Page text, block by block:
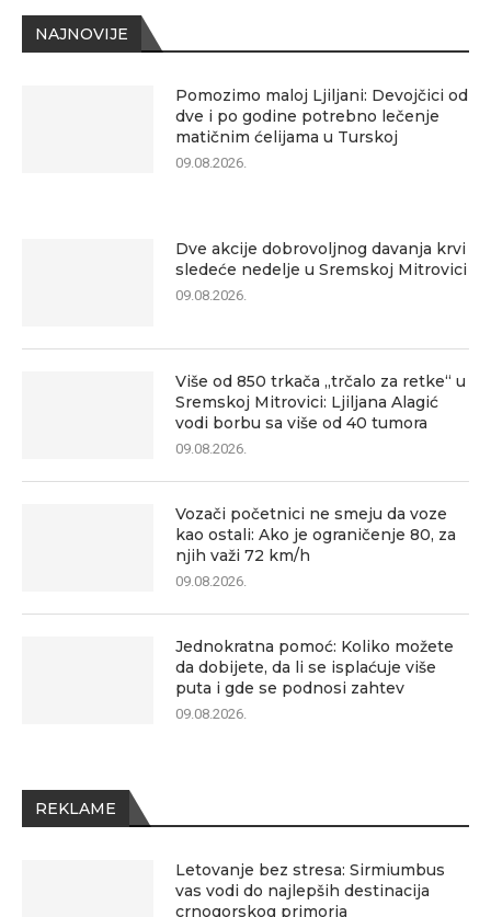
NAJNOVIJE
Pomozimo maloj Ljiljani: Devojčici od
dve i po godine potrebno lečenje
matičnim ćelijama u Turskoj
09.08.2026.
Dve akcije dobrovoljnog davanja krvi
sledeće nedelje u Sremskoj Mitrovici
09.08.2026.
Više od 850 trkača „trčalo za retke“ u
Sremskoj Mitrovici: Ljiljana Alagić
vodi borbu sa više od 40 tumora
09.08.2026.
Vozači početnici ne smeju da voze
kao ostali: Ako je ograničenje 80, za
njih važi 72 km/h
09.08.2026.
Jednokratna pomoć: Koliko možete
da dobijete, da li se isplaćuje više
puta i gde se podnosi zahtev
09.08.2026.
REKLAME
Letovanje bez stresa: Sirmiumbus
vas vodi do najlepših destinacija
crnogorskog primorja